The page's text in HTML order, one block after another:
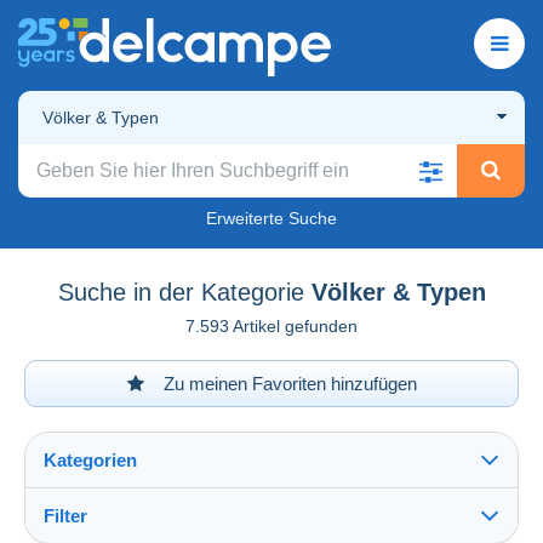
Völker & Typen
Erweiterte Suche
Suche in der Kategorie Völker & Typen
7.593 Artikel gefunden
Zu meinen Favoriten hinzufügen
Kategorien
Filter